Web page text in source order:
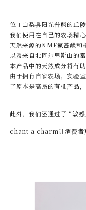
位于山梨县阳光普照的丘
我们使用在自己的农场精
天然来源的NMF氨基酸和
以及来自北阿尔卑斯山的
本产品中的天然成分将有
由于拥有自家农场，实验
了原本是高昂的有机产品
此外，我们还通过了 “敏
chant a charm让消费者